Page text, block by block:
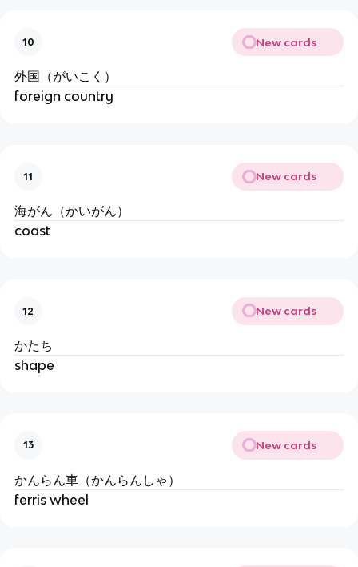
10 New cards
外国（がいこく）
foreign country
11 New cards
海がん（かいがん）
coast
12 New cards
かたち
shape
13 New cards
かんらん車（かんらんしゃ）
ferris wheel